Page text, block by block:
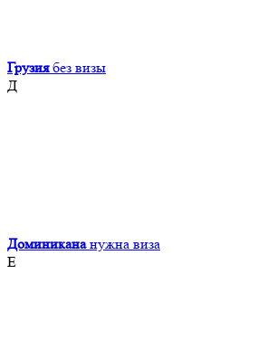
Грузия без визы
Д
Доминикана нужна виза
Е